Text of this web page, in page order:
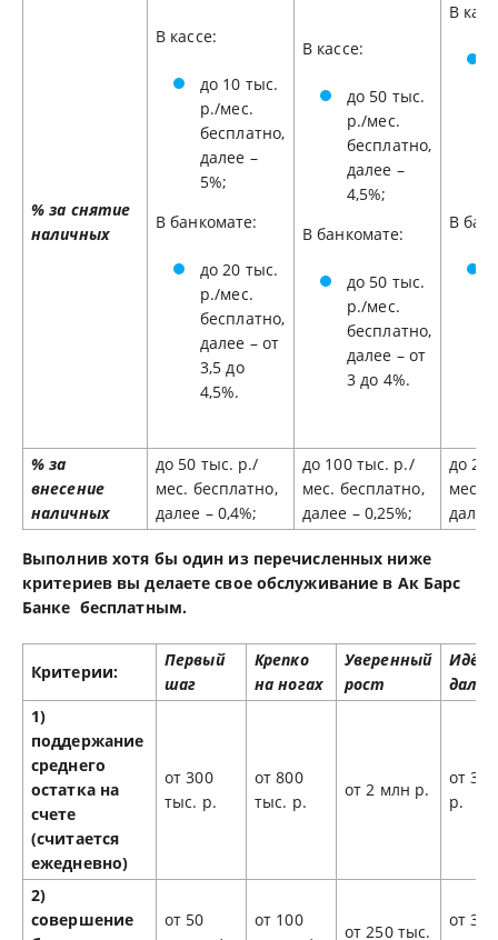
% за снятие
наличных
В кассе:
до 10 тыс.
р./мес.
бесплатно,
далее –
5%;
В банкомате:
до 20 тыс.
р./мес.
бесплатно,
далее – от
3,5 до
4,5%.
В кассе:
до 50 тыс.
р./мес.
бесплатно,
далее –
4,5%;
В банкомате:
до 50 тыс.
р./мес.
бесплатно,
далее – от
3 до 4%.
В
В
% за
внесение
наличных
до 50 тыс. р./
мес. бесплатно,
далее – 0,4%;
до 100 тыс. р./
мес. бесплатно,
далее – 0,25%;
до
мес.
далее
Выполнив хотя бы один из перечисленных ниже
критериев вы делаете свое обслуживание в Ак Барс
Банке бесплатным.
Критерии:
Первый
шаг
Крепко
на ногах
Уверенный
рост
Идём
1)
поддержание
среднего
остатка на
счете
(считается
ежедневно)
от 300
тыс. р.
от 800
тыс. р.
от 2 млн р.
от 3
р.
2)
совершение
от 50
от 100
от 250 тыс.
от 350